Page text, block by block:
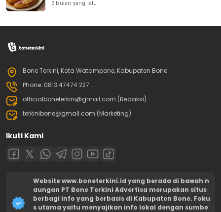
3 bulan yang lalu
Bone Terkini, Kota Watampone, Kabupaten Bone
Phone: 0813 47474 227
officialboneterkini@gmail.com (Redaksi)
terkinibone@gmail.com (Marketing)
Ikuti Kami
Website www.boneterkini.id yang berada di bawah n
aungan PT Bone Terkini Advertisa merupakan situs
berbagi info yang berbasis di Kabupaten Bone. Foku
s utama yaitu menyajikan info lokal dengan sumbe